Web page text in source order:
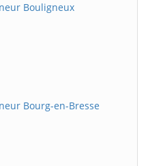
Bouligneux
Bourg-en-Bresse